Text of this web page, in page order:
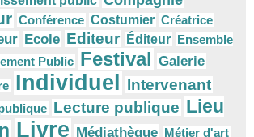
Conférence Costumier Créatrice
Ecole Editeur Éditeur Ensemble
Public Festival Galerie
Individuel Intervenant
Lecture publique Lieu
Livre Médiathèque Métier d'art